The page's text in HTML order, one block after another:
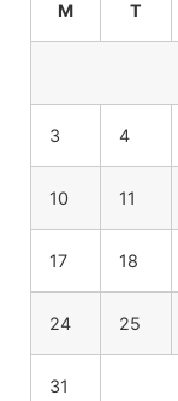
M T
3 4
10 11
17 18
24 25
31